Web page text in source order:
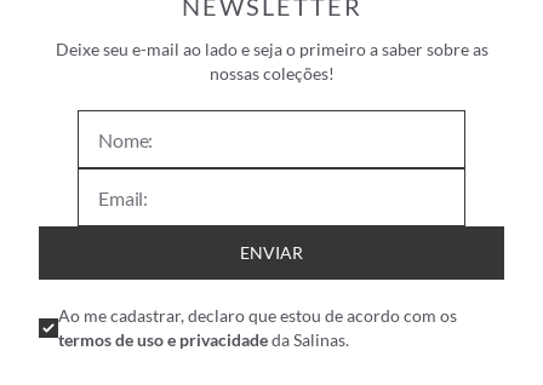
NEWSLETTER
Deixe seu e-mail ao lado e seja o primeiro a saber sobre as
nossas coleções!
ENVIAR
Ao me cadastrar, declaro que estou de acordo com os
termos de uso e privacidadeda Salinas.